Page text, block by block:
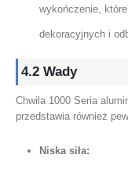
wykończenie,
dekoracyjnych i
4.2 Wady
Chwila 1000 Seria
przedstawia również
Niska siła: